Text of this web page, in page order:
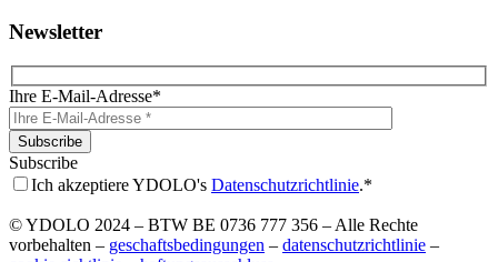
Newsletter
Ihre E-Mail-Adresse*
Subscribe
Ich akzeptiere YDOLO's Datenschutzrichtlinie.*
leave
this
© YDOLO 2024 – BTW BE 0736 777 356 – Alle Rechte
vorbehalten – geschaftsbedingungen – datenschutzrichtlinie –